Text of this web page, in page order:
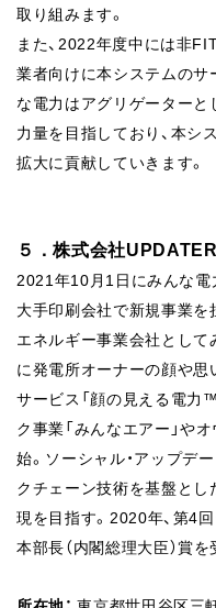
取り組みます。
また、2022年度中には非
業者向けに本システムのサ
な電力はアグリゲーター
力量を目指しており、本シ
拡大に貢献していきます。
５．株式会社
2021年10月1日にみんな電
大手印刷会社で新規事業を
エネルギー事業会社とし
に発電所オーナーの顔や思
サービス「顔の見える電力
ク事業「みんなエアー」や
始。ソーシャル・アップデ
クチェーン技術を基盤とし
現を目指す。2020年、第4
本部長（内閣総理大臣）賞を